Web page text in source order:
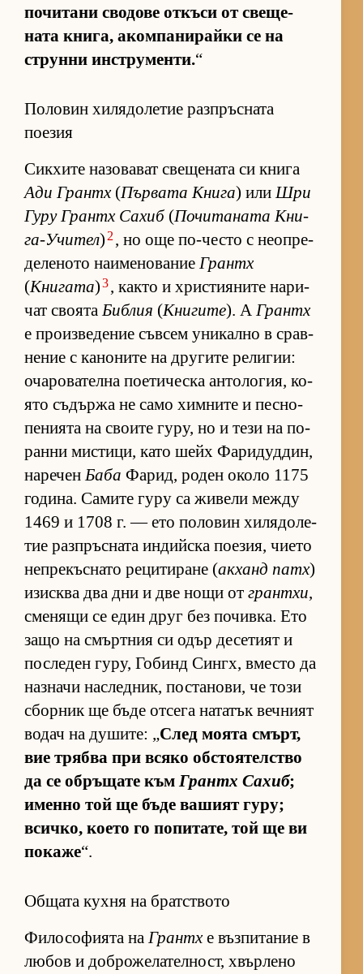
по­чи­тани сво­дове от­къси от све­ще­
ната кни­га, аком­па­ни­райки се на
струнни ин­с­т­ру­мен­ти.“
Половин хилядолетие разпръсната
поезия
Сик­хите на­зо­ва­ват све­ще­ната си книга
Ади Грантх (Пър­вата Книга) илиШри
Гуру Грантх Са­хиб (По­чи­та­ната Кни­
га-У­чи­тел) 2 , но още по-често с не­оп­ре­
де­ле­ното на­и­ме­но­ва­ние Грантх
(Книгата)3, както и хрис­ти­я­ните на­ри­
чат сво­ятаБиблия (Книгите). А Грантх
е про­из­ве­де­ние съв­сем уни­кално в срав­
не­ние с ка­но­ните на дру­гите ре­ли­гии:
оча­ро­ва­телна по­е­ти­ческа ан­то­ло­гия, ко­
ято съ­държа не само хим­ните и пес­но­
пе­ни­ята на сво­ите гу­ру, но и тези на по-
ранни мис­ти­ци, като шейх Фа­ри­дуд­дин,
на­ре­ченБаба Фа­рид, ро­ден около 1175
го­ди­на. Са­мите гуру са жи­вели между
1469 и 1708 г. — ето по­ло­вин хи­ля­до­ле­
тие раз­п­ръс­ната ин­дийска по­е­зия, чи­ето
неп­ре­къс­нато ре­ци­ти­ране (ак­ханд патх)
изис­ква два дни и две нощи от грантхи,
сме­нящи се един друг без по­чив­ка. Ето
защо на смър­т­ния си одър де­се­тият и
пос­ле­ден гу­ру, Го­бинд Син­гх, вместо да
наз­начи нас­лед­ник, пос­та­но­ви, че този
сбор­ник ще бъде от­сега на­та­тък веч­ният
во­дач на ду­ши­те: „След мо­ята смърт,
вие трябва при всяко об­с­то­я­тел­с­тво
да се об­ръ­щате къмГрантх Са­хиб;
именно той ще бъде ва­шият гу­ру;
всич­ко, ко­ето го по­пи­та­те, той ще ви
по­каже“.
Общата кухня на братството
Фи­ло­со­фи­ята на Грантх е въз­пи­та­ние в
лю­бов и доб­ро­же­ла­тел­ност, хвър­лено